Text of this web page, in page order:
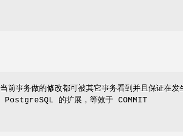
前事务做的修改都可被其它事务看到并且保证在发
PostgreSQL 的扩展，等效于 COMMIT